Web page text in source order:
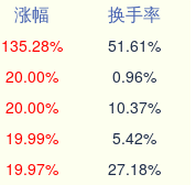
涨幅
换手率
135.28% 51.61%
20.00% 0.96%
20.00% 10.37%
19.99% 5.42%
19.97% 27.18%